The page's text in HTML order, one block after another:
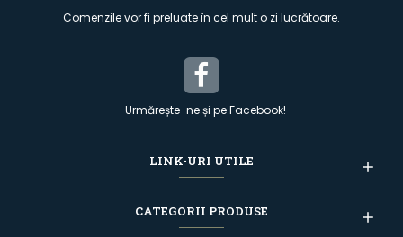
Comenzile vor fi preluate în cel mult o zi lucrătoare.
Urmărește-ne și pe Facebook!
LINK-URI UTILE
CATEGORII PRODUSE